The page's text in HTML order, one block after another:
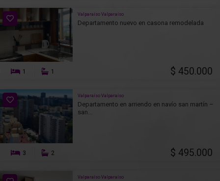
Valparaíso Valparaíso
Departamento nuevo en casona remodelada
1 1 $ 450.000
Valparaíso Valparaíso
Departamento en arriendo en navío san martín –
san...
3 2 $ 495.000
Valparaíso Valparaíso